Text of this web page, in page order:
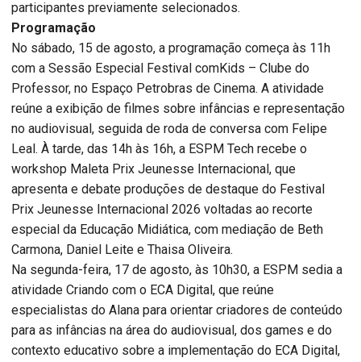
participantes previamente selecionados.
Programação
No sábado, 15 de agosto, a programação começa às 11h
com a Sessão Especial Festival comKids – Clube do
Professor, no Espaço Petrobras de Cinema. A atividade
reúne a exibição de filmes sobre infâncias e representação
no audiovisual, seguida de roda de conversa com Felipe
Leal. À tarde, das 14h às 16h, a ESPM Tech recebe o
workshop Maleta Prix Jeunesse Internacional, que
apresenta e debate produções de destaque do Festival
Prix Jeunesse Internacional 2026 voltadas ao recorte
especial da Educação Midiática, com mediação de Beth
Carmona, Daniel Leite e Thaisa Oliveira.
Na segunda-feira, 17 de agosto, às 10h30, a ESPM sedia a
atividade Criando com o ECA Digital, que reúne
especialistas do Alana para orientar criadores de conteúdo
para as infâncias na área do audiovisual, dos games e do
contexto educativo sobre a implementação do ECA Digital,